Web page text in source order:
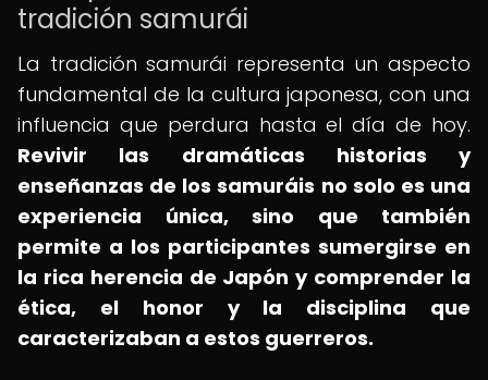
tradición samurái
La tradición samurái representa un aspecto
fundamental de la cultura japonesa, con una
influencia que perdura hasta el día de hoy.
Revivir las dramáticas historias y
enseñanzas de los samuráis no solo es una
experiencia única, sino que también
permite a los participantes sumergirse en
la rica herencia de Japón y comprender la
ética, el honor y la disciplina que
caracterizaban a estos guerreros.